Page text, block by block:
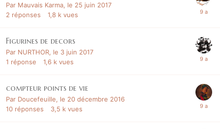
Par Mauvais Karma, le 25 juin 2017
2 réponses 1,8 k vues
Figurines de decors
Par NURTHOR, le 3 juin 2017
1 réponse 1,6 k vues
compteur points de vie
Par Doucefeuille, le 20 décembre 2016
10 réponses 3,5 k vues